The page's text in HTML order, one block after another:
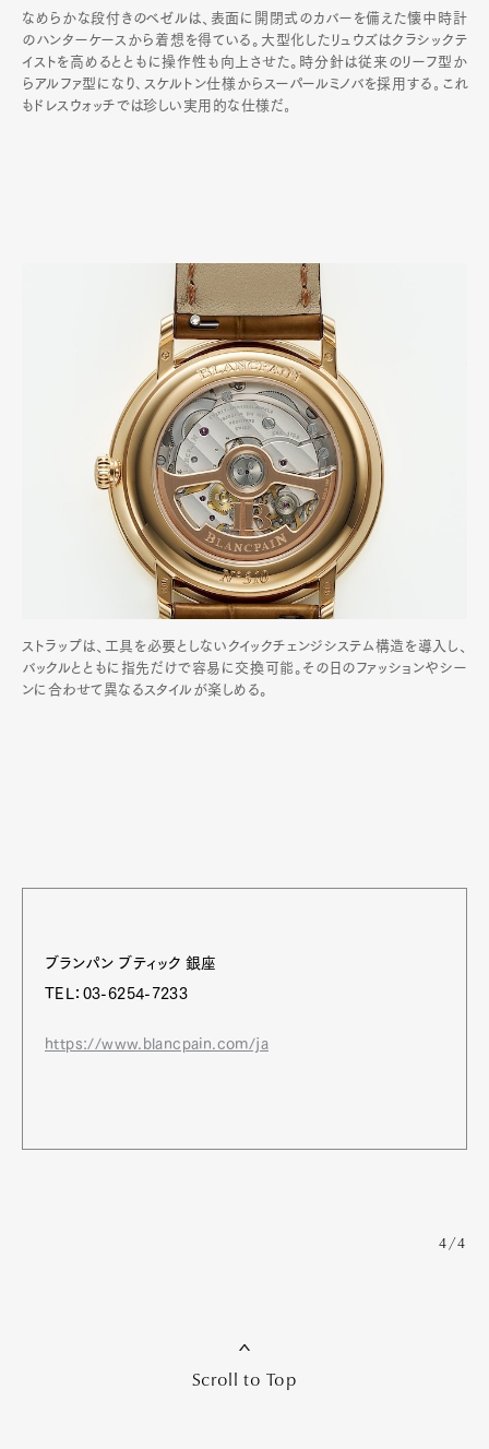
なめらかな段付きのベゼルは、表面に開閉式のカバーを備えた懐中時計
のハンターケースから着想を得ている。大型化したリュウズはクラシックテ
イストを高めるとともに操作性も向上させた。時分針は従来のリーフ型か
らアルファ型になり､スケルトン仕様からスーパールミノバを採用する｡これ
もドレスウォッチでは珍しい実用的な仕様だ｡
ストラップは、工具を必要としないクイックチェンジシステム構造を導入し、
バックルとともに指先だけで容易に交換可能。その日のファッションやシー
ンに合わせて異なるスタイルが楽しめる。
ブランパン ブティック 銀座
TEL：03-6254-7233
https://www.blancpain.com/ja
4/4
Scroll to Top